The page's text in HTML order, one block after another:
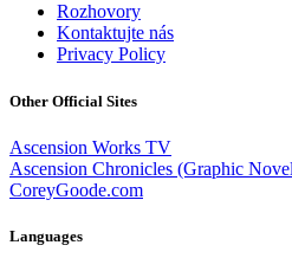
Rozhovory
Kontaktujte nás
Privacy Policy
Other Official Sites
Ascension Works TV
Ascension Chronicles (Graphic
CoreyGoode.com
Languages